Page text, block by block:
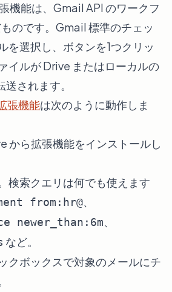
機能は、Gmail API のワークフ
のです。Gmail 標準のチェッ
を選択し、ボタンを1つクリッ
イルが Drive またはローカルの
されます。
張機能は次のように動作しま
から拡張機能をインストールし
検索クエリは何でも使えます
from:hr@、
newer_than:6m、
など。
クボックスで対象のメールにチ